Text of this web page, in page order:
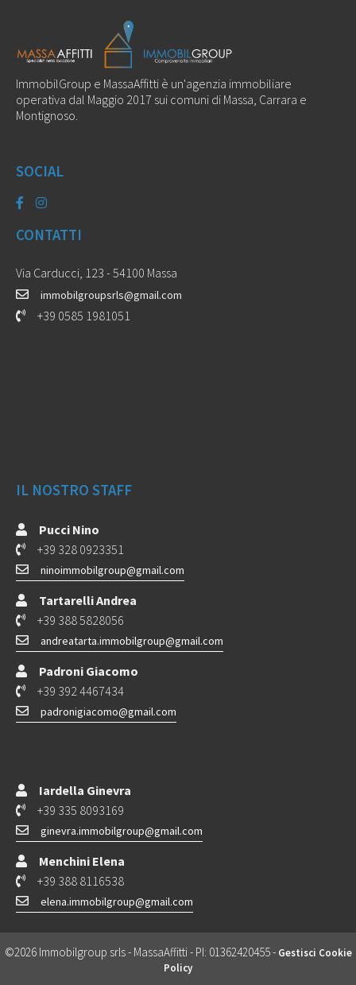
ImmobilGroup e MassaAffitti è un'agenzia immobiliare
operativa dal Maggio 2017 sui comuni di Massa, Carrara e
Montignoso.
SOCIAL
CONTATTI
Via Carducci, 123 - 54100 Massa
immobilgroupsrls@gmail.com
+39 0585 1981051
IL NOSTRO STAFF
Pucci Nino
+39 328 0923351
ninoimmobilgroup@gmail.com
Tartarelli Andrea
+39 388 5828056
andreatarta.immobilgroup@gmail.com
Padroni Giacomo
+39 392 4467434
padronigiacomo@gmail.com
Iardella Ginevra
+39 335 8093169
ginevra.immobilgroup@gmail.com
Menchini Elena
+39 388 8116538
elena.immobilgroup@gmail.com
©2026 Immobilgroup srls - MassaAffitti - PI: 01362420455 - Gestisci Cookie
Policy